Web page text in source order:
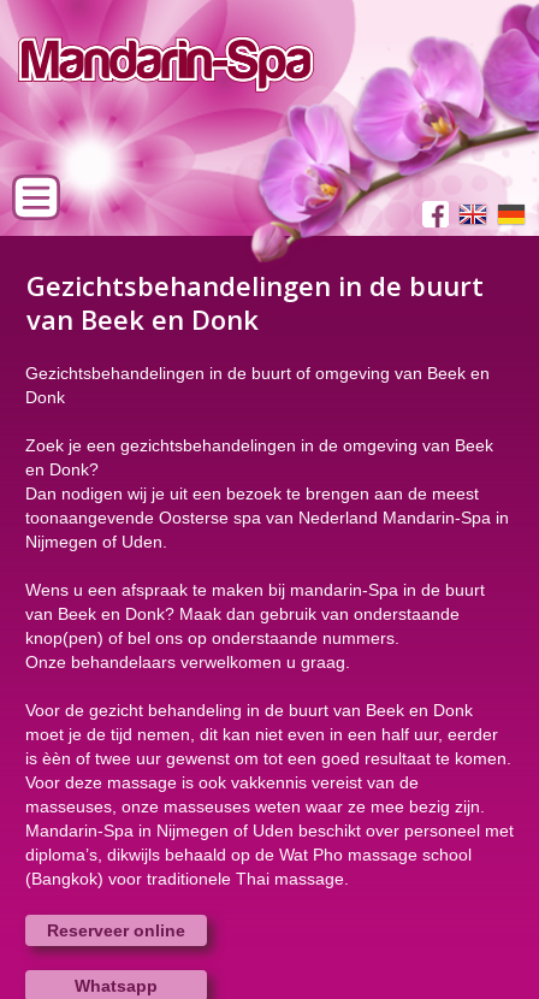
Gezichtsbehandelingen in de buurt
van Beek en Donk
Gezichtsbehandelingen in de buurt of omgeving van Beek en
Donk
Zoek je een gezichtsbehandelingen in de omgeving van Beek
en Donk?
Dan nodigen wij je uit een bezoek te brengen aan de meest
toonaangevende Oosterse spa van Nederland Mandarin-Spa in
Nijmegen of Uden.
Wens u een afspraak te maken bij mandarin-Spa in de buurt
van Beek en Donk? Maak dan gebruik van onderstaande
knop(pen) of bel ons op onderstaande nummers.
Onze behandelaars verwelkomen u graag.
Voor de gezicht behandeling in de buurt van Beek en Donk
moet je de tijd nemen, dit kan niet even in een half uur, eerder
is èèn of twee uur gewenst om tot een goed resultaat te komen.
Voor deze massage is ook vakkennis vereist van de
masseuses, onze masseuses weten waar ze mee bezig zijn.
Mandarin-Spa in Nijmegen of Uden beschikt over personeel met
diploma’s, dikwijls behaald op de Wat Pho massage school
(Bangkok) voor traditionele Thai massage.
Reserveer online
Whatsapp